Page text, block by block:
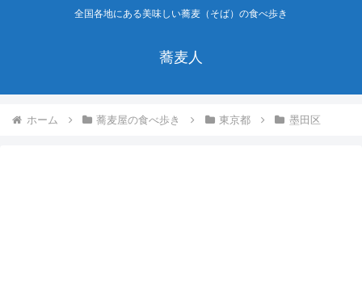
全国各地にある美味しい蕎麦（そば）の食べ歩き
蕎麦人
ホーム 蕎麦屋の食べ歩き 東京都 墨田区